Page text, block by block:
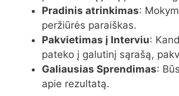
Pradinis atrinkimas:
peržiūrės paraiškas.
Pakvietimas į Interviu:
pateko į galutinį sąrašą,
Galiausias Sprendimas:
apie rezultatą.